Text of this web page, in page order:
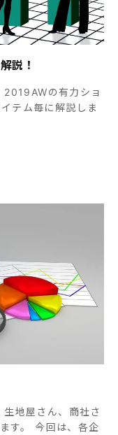
説！
の有力ショ
テム毎に解説しま
地屋さん、商社さ
す。 今回は、各企